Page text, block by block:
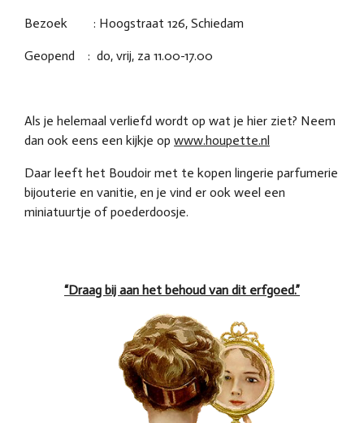
Bezoek : Hoogstraat 126, Schiedam
Geopend : do, vrij, za 11.00-17.00
Als je helemaal verliefd wordt op wat je hier ziet? Neem
dan ook eens een kijkje op www.houpette.nl
Daar leeft het Boudoir met te kopen lingerie parfumerie
bijouterie en vanitie, en je vind er ook weel een
miniatuurtje of poederdoosje.
“Draag bij aan het behoud van dit erfgoed.”